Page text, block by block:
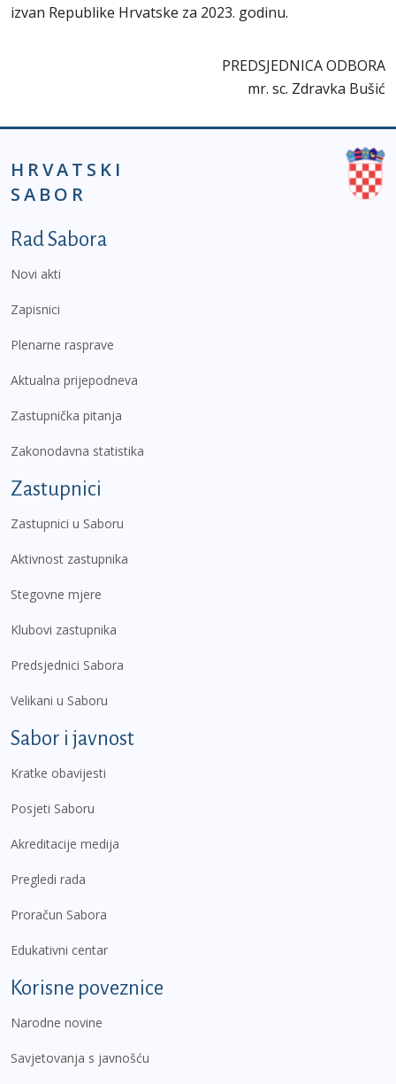
izvan Republike Hrvatske za 2023. godinu.
PREDSJEDNICA ODBORA
mr. sc. Zdravka Bušić
HRVATSKI
SABOR
Podnožje prvi izbornik
Rad Sabora
Novi akti
Zapisnici
Plenarne rasprave
Aktualna prijepodneva
Zastupnička pitanja
Zakonodavna statistika
Zastupnici
Zastupnici u Saboru
Aktivnost zastupnika
Stegovne mjere
Klubovi zastupnika
Predsjednici Sabora
Velikani u Saboru
Sabor i javnost
Kratke obavijesti
Posjeti Saboru
Akreditacije medija
Pregledi rada
Proračun Sabora
Edukativni centar
Korisne poveznice
Narodne novine
Savjetovanja s javnošću